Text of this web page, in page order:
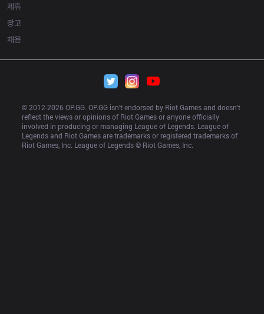
제휴
광고
채용
© 2012-2026 OP.GG. OP.GG isn’t endorsed by Riot Games and doesn’t
reflect the views or opinions of Riot Games or anyone officially
involved in producing or managing League of Legends. League of
Legends and Riot Games are trademarks or registered trademarks of
Riot Games, Inc. League of Legends © Riot Games, Inc.